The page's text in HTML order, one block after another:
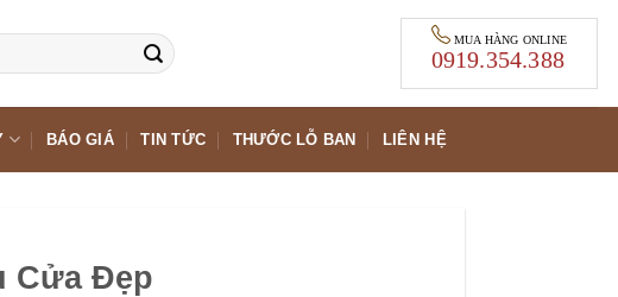
MUA HÀNG ONLINE
0919.354.388
BÁO GIÁ TIN TỨC THƯỚC LỖ BAN LIÊN HỆ
Cửa Đẹp